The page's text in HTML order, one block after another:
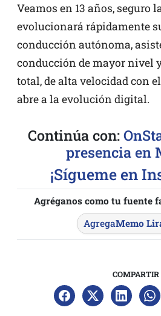
Veamos en 13 años, seguro
evolucionará rápidamente
conducción autónoma,
conducción de mayor nivel
total, de alta velocidad con
abre a la evolución digital.
Continúa con:
presencia en
¡Sígueme en
Agréganos como tu fuente
AgregaMemo
COMPARTIR